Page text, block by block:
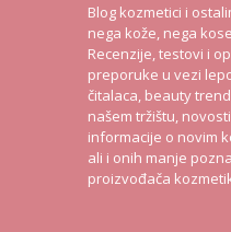
Blog kozmetici i
nega kože, nega
Recenzije, testovi i
preporuke u vezi
čitalaca, beauty
našem tržištu,
informacije o novim
ali i onih manje
proizvođača